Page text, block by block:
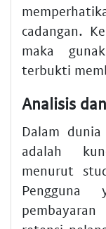
cadangan.
maka
terbukti
Analisis
Dalam
adalah
menurut
Pengguna